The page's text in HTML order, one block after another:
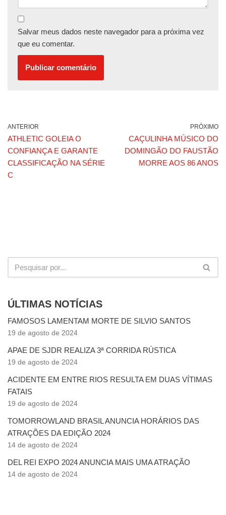
Salvar meus dados neste navegador para a próxima vez
que eu comentar.
ANTERIOR
ATHLETIC GOLEIA O
CONFIANÇA E GARANTE
CLASSIFICAÇÃO NA SÉRIE
C
PRÓXIMO
CAÇULINHA MÚSICO DO
DOMINGÃO DO FAUSTÃO
MORRE AOS 86 ANOS
ÚLTIMAS NOTÍCIAS
FAMOSOS LAMENTAM MORTE DE SILVIO SANTOS
19 de agosto de 2024
APAE DE SJDR REALIZA 3ª CORRIDA RÚSTICA
19 de agosto de 2024
ACIDENTE EM ENTRE RIOS RESULTA EM DUAS VÍTIMAS
FATAIS
19 de agosto de 2024
TOMORROWLAND BRASIL ANUNCIA HORÁRIOS DAS
ATRAÇÕES DA EDIÇÃO 2024
14 de agosto de 2024
DEL REI EXPO 2024 ANUNCIA MAIS UMA ATRAÇÃO
14 de agosto de 2024